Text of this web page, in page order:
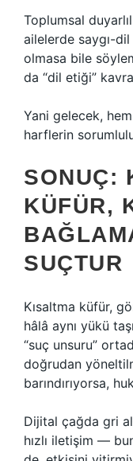
Toplumsal
ailelerde saygı-
olmasa bile
da “dil etiği”
Yani gelecek,
harflerin
SONUÇ:
KÜFÜR,
SUÇTUR
Kısaltma küfür,
hâlâ aynı yükü
“suç unsuru”
doğrudan
barındırıyorsa,
Dijital çağda gri
hızlı iletişim —